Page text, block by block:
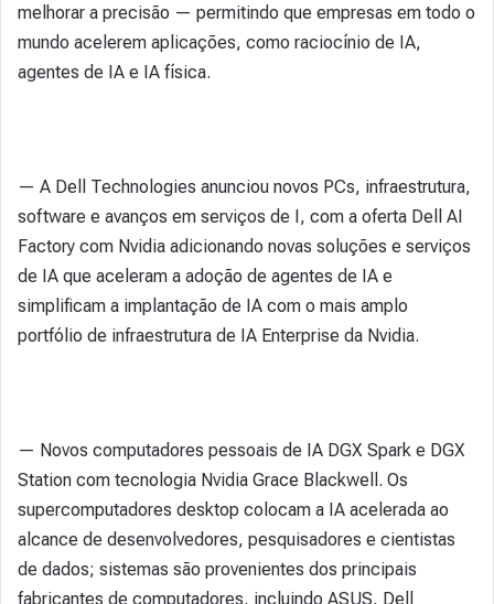
melhorar a precisão — permitindo que empresas em todo o
mundo acelerem aplicações, como raciocínio de IA,
agentes de IA e IA física.
— A Dell Technologies anunciou novos PCs, infraestrutura,
software e avanços em serviços de I, com a oferta Dell AI
Factory com Nvidia adicionando novas soluções e serviços
de IA que aceleram a adoção de agentes de IA e
simplificam a implantação de IA com o mais amplo
portfólio de infraestrutura de IA Enterprise da Nvidia.
— Novos computadores pessoais de IA DGX Spark e DGX
Station com tecnologia Nvidia Grace Blackwell. Os
supercomputadores desktop colocam a IA acelerada ao
alcance de desenvolvedores, pesquisadores e cientistas
de dados; sistemas são provenientes dos principais
fabricantes de computadores, incluindo ASUS, Dell